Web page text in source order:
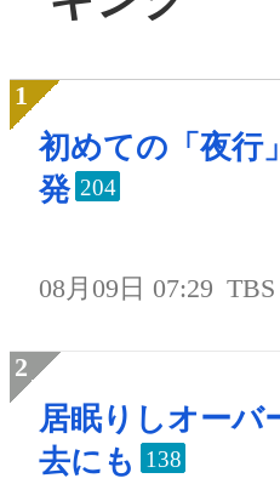
初めての「夜行
発 204
08月09日 07:29
居眠りしオーバ
去にも
138